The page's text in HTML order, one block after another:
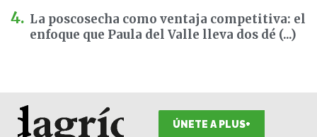
La poscosecha como ventaja competitiva: el
enfoque que Paula del Valle lleva dos dé (...)
ÚNETE A PLUS+